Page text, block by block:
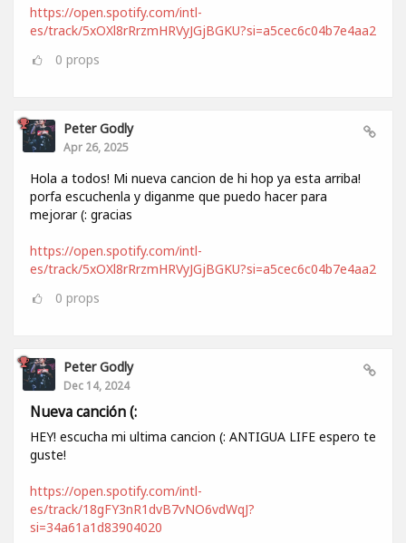
https://open.spotify.com/intl-
es/track/5xOXl8rRrzmHRVyJGjBGKU?si=a5cec6c04b7e4aa2
0 props
Peter Godly
Apr 26, 2025
Hola a todos! Mi nueva cancion de hi hop ya esta arriba!
porfa escuchenla y diganme que puedo hacer para
mejorar (: gracias
https://open.spotify.com/intl-
es/track/5xOXl8rRrzmHRVyJGjBGKU?si=a5cec6c04b7e4aa2
0 props
Peter Godly
Dec 14, 2024
Nueva canción (:
HEY! escucha mi ultima cancion (: ANTIGUA LIFE espero te
guste!
https://open.spotify.com/intl-
es/track/18gFY3nR1dvB7vNO6vdWqJ?
si=34a61a1d83904020